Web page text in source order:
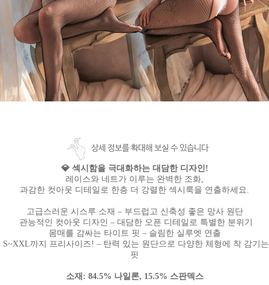
상세 정보를 확대해 보실 수 있습니다
💎 섹시함을 극대화하는 대담한 디자인!
레이스와 네트가 이루는 완벽한 조화,
과감한 컷아웃 디테일로 한층 더 강렬한 섹시룩을 연출하세요.
고급스러운 시스루 소재 – 부드럽고 신축성 좋은 망사 원단
관능적인 컷아웃 디자인 – 대담한 오픈 디테일로 특별한 분위기
몸매를 감싸는 타이트 핏 – 슬림한 실루엣 연출
S~XXL까지 프리사이즈! – 탄력 있는 원단으로 다양한 체형에 착 감기는
핏
소재: 84.5% 나일론, 15.5% 스판덱스